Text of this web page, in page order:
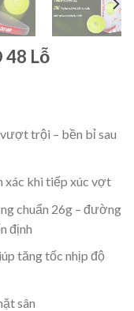
48 Lỗ
₫.
trội – bền bỉ sau
xác khi tiếp xúc vợt
chuẩn 26g – đường
định
tăng tốc nhịp độ
sân